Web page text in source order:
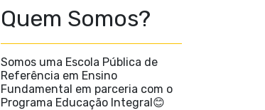
Quem Somos?
Somos uma Escola Pública de
Referência em Ensino
Fundamental em parceria com o
Programa Educação Integral😊